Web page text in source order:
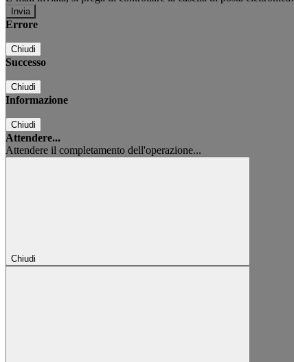
Errore
Chiudi
Successo
Chiudi
Informazione
Chiudi
Attendere...
Attendere il completamento dell'operazione...
Chiudi